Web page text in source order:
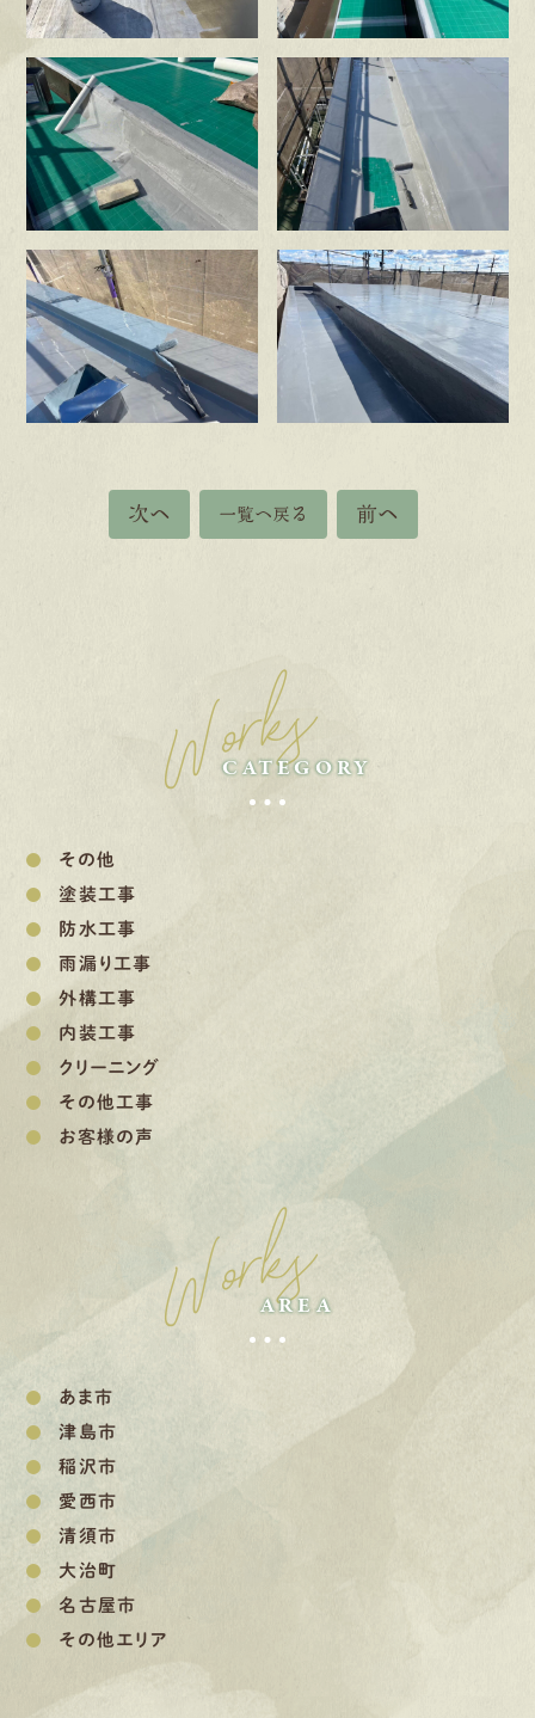
次へ 一覧へ戻る 前へ
Works
CATEGORY
その他
塗装工事
防水工事
雨漏り工事
外構工事
内装工事
クリーニング
その他工事
お客様の声
Works
AREA
あま市
津島市
稲沢市
愛西市
清須市
大治町
名古屋市
その他エリア